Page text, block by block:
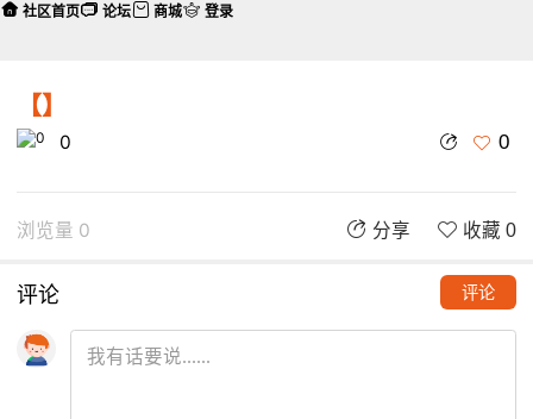
【】
0 0
浏览量 0 分享 收藏 0
评论 评论
社区首页 论坛 商城 登录